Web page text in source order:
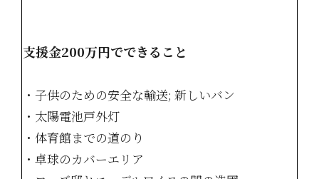
支援金200万円でできること
・子供のための安全な輸送; 新しいバン
・太陽電池戸外灯
・体育館までの道のり
・卓球のカバーエリア